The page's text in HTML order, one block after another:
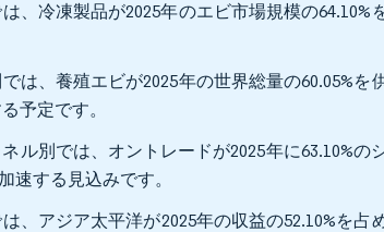
、冷凍製品が2025年のエビ市場規模の64.10%
は、養殖エビが2025年の世界総量の60.05%
予定です。
ル別では、オントレードが2025年に63.10%
速する見込みです。
、アジア太平洋が2025年の収益の52.10%を占